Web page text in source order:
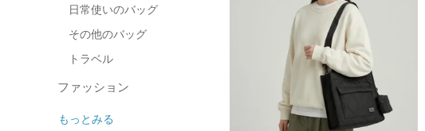
日常使いのバッグ
その他のバッグ
トラベル
ファッション
もっとみる